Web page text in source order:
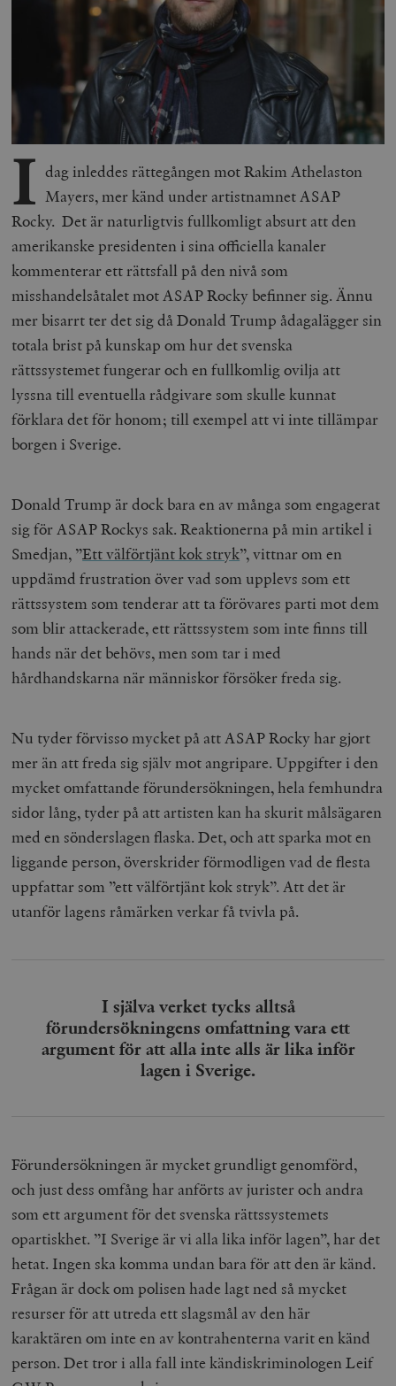
I dag inleddes rättegången mot Rakim Athelaston
Mayers, mer känd under artistnamnet ASAP
Rocky. Det är naturligtvis fullkomligt absurt att den
amerikanske presidenten i sina officiella kanaler
kommenterar ett rättsfall på den nivå som
misshandelsåtalet mot ASAP Rocky befinner sig. Ännu
mer bisarrt ter det sig då Donald Trump ådagalägger sin
totala brist på kunskap om hur det svenska
rättssystemet fungerar och en fullkomlig ovilja att
lyssna till eventuella rådgivare som skulle kunnat
förklara det för honom; till exempel att vi inte tillämpar
borgen i Sverige.
Donald Trump är dock bara en av många som engagerat
sig för ASAP Rockys sak. Reaktionerna på min artikel i
Smedjan, ”Ett välförtjänt kok stryk”, vittnar om en
uppdämd frustration över vad som upplevs som ett
rättssystem som tenderar att ta förövares parti mot dem
som blir attackerade, ett rättssystem som inte finns till
hands när det behövs, men som tar i med
hårdhandskarna när människor försöker freda sig.
Nu tyder förvisso mycket på att ASAP Rocky har gjort
mer än att freda sig själv mot angripare. Uppgifter i den
mycket omfattande förundersökningen, hela femhundra
sidor lång, tyder på att artisten kan ha skurit målsägaren
med en sönderslagen flaska. Det, och att sparka mot en
liggande person, överskrider förmodligen vad de flesta
uppfattar som ”ett välförtjänt kok stryk”. Att det är
utanför lagens råmärken verkar få tvivla på.
I själva verket tycks alltså
förundersökningens omfattning vara ett
argument för att alla inte alls är lika inför
lagen i Sverige.
Förundersökningen är mycket grundligt genomförd,
och just dess omfång har anförts av jurister och andra
som ett argument för det svenska rättssystemets
opartiskhet. ”I Sverige är vi alla lika inför lagen”, har det
hetat. Ingen ska komma undan bara för att den är känd.
Frågan är dock om polisen hade lagt ned så mycket
resurser för att utreda ett slagsmål av den här
karaktären om inte en av kontrahenterna varit en känd
person. Det tror i alla fall inte kändiskriminologen Leif